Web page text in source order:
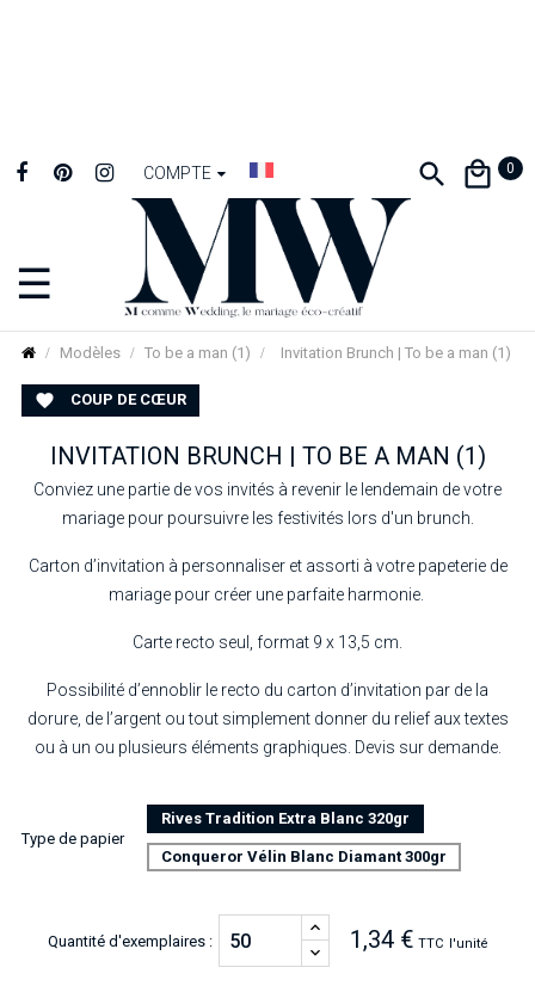
COMPTE 0
Basculer
la
navigation
☰
Modèles To be a man (1) Invitation Brunch | To be a man (1)
 COUP DE CŒUR
INVITATION BRUNCH | TO BE A MAN (1)
Conviez une partie de vos invités à revenir le lendemain de votre
mariage pour poursuivre les festivités lors d'un brunch.
Carton d’invitation à personnaliser et assorti à votre papeterie de
mariage pour créer une parfaite harmonie.
Carte recto seul, format 9 x 13,5 cm.
Possibilité d’ennoblir le recto du carton d’invitation par de la
dorure, de l’argent ou tout simplement donner du relief aux textes
ou à un ou plusieurs éléments graphiques. Devis sur demande.
Type de papier
Rives Tradition Extra Blanc 320gr
Conqueror Vélin Blanc Diamant 300gr
Quantité d'exemplaires : 1,34 € TTC l'unité